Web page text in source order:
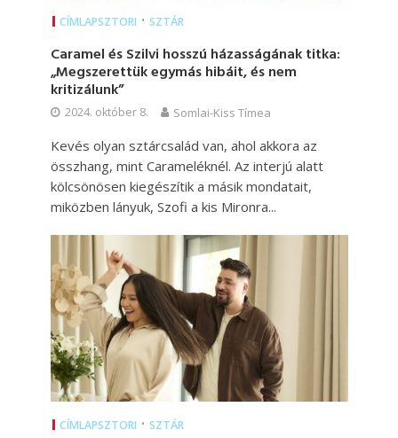
CÍMLAPSZTORI • SZTÁR
Caramel és Szilvi hosszú házasságának titka:
„Megszerettük egymás hibáit, és nem
kritizálunk”
2024. október 8. Somlai-Kiss Tímea
Kevés olyan sztárcsalád van, ahol akkora az
összhang, mint Carameléknél. Az interjú alatt
kölcsönösen kiegészítik a másik mondatait,
miközben lányuk, Szofi a kis Mironra...
CÍMLAPSZTORI • SZTÁR